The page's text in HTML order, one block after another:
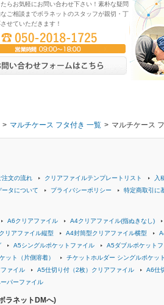
らお気軽にお問い合わせ下さい！素朴な疑問
ご相談までボラネットのスタッフが親切・丁
せていただきます！
> マルチケース フタ付き 一覧 > マルチケース
注文の流れ クリアファイルテンプレートリスト 入
タについて プライバシーポリシー 特定商取引に
A6クリアファイル A4クリアファイル(指ぬきなし)
リアファイル縦型 A4封筒型クリアファイル横型
A5シングルポケットファイル A5ダブルポケット
ット（片側溶着） チケットホルダー シングルポケッ
ァイル A5仕切り付（2枚）クリアファイル A6仕
パーファイル
ラネットDMへ)